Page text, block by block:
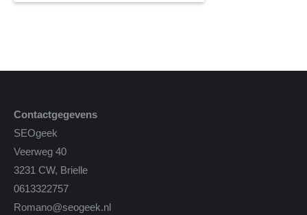
Contactgegevens
SEOgeek
Veerweg 40
3231 CW, Brielle
0613322757
Romano@seogeek.nl